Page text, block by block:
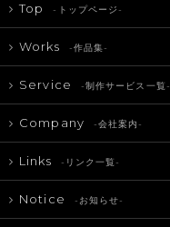
Top -トップページ-
Works -作品集-
Service -制作サービス一覧-
Company -会社案内-
Links -リンク一覧-
Notice -お知らせ-